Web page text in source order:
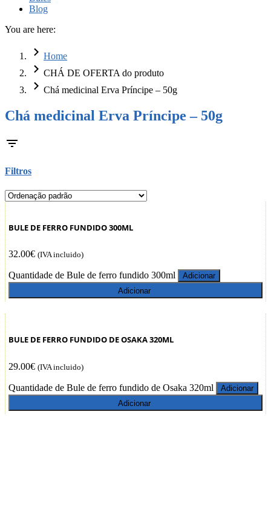
Blog
You are here:
Home
CHÁ DE OFERTA do produto
Chá medicinal Erva Príncipe – 50g
Chá medicinal Erva Príncipe – 50g
Filtros
BULE DE FERRO FUNDIDO 300ML
32.00€ (IVA incluido)
Quantidade de Bule de ferro fundido 300ml
Adicionar
Adicionar
BULE DE FERRO FUNDIDO DE OSAKA 320ML
29.00€ (IVA incluido)
Quantidade de Bule de ferro fundido de Osaka 320ml
Adicionar
Adicionar